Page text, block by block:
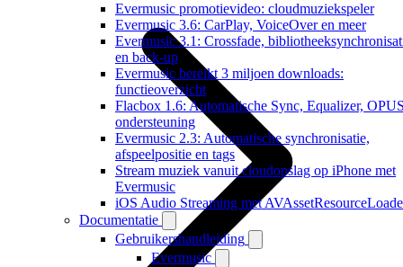
Evermusic promotievideo: cloudmuziekspeler
Evermusic 3.6: CarPlay, VoiceOver en meer
Evermusic 3.1: Crossfade,
en back-up
Evermusic bereikt 3 miljoen downloads:
functieoverzicht
Flacbox 1.6: Automatische Sync, Equalizer,
ondersteuning
Evermusic 2.3: Automatische synchronisatie,
afspeelpositie en tags
Stream muziek vanuit cloudopslag op iPhone met
Evermusic
iOS Audio Streaming met
Documentatie
Gebruikershandleiding
Evermusic